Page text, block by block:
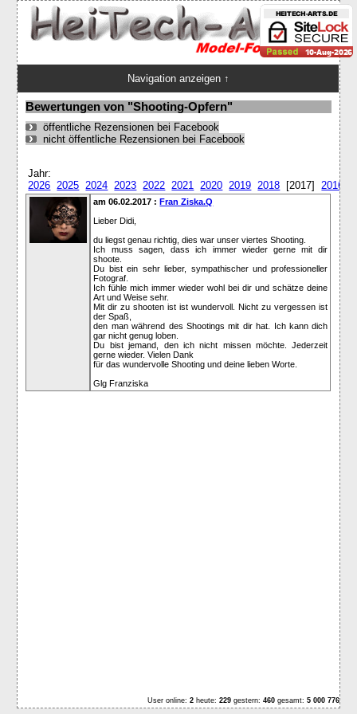
Navigation anzeigen ↑
Bewertungen von "Shooting-Opfern"
öffentliche Rezensionen bei Facebook
nicht öffentliche Rezensionen bei Facebook
Jahr:
2026 2025 2024 2023 2022 2021 2020 2019 2018 [2017]2016
am 06.02.2017 :Fran Ziska.Q
Lieber Didi,
du liegst genau richtig, dies war unser viertes Shooting.
Ich muss sagen, dass ich immer wieder gerne mit dir
shoote.
Du bist ein sehr lieber, sympathischer und professioneller
Fotograf.
Ich fühle mich immer wieder wohl bei dir und schätze deine
Art und Weise sehr.
Mit dir zu shooten ist ist wundervoll. Nicht zu vergessen ist
der Spaß,
den man während des Shootings mit dir hat. Ich kann dich
gar nicht genug loben.
Du bist jemand, den ich nicht missen möchte. Jederzeit
gerne wieder. Vielen Dank
für das wundervolle Shooting und deine lieben Worte.
Glg Franziska
User online: 2heute: 229gestern: 460gesamt: 5 000 776